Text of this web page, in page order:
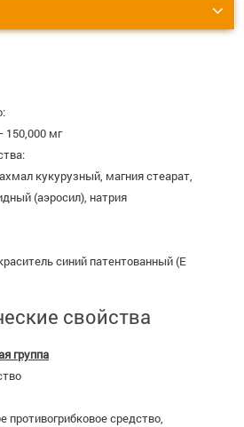
150,000 мг
кукурузный, магния стеарат,
(аэросил), натрия
синий патентованный (Е
свойства
группа
противогрибковое средство,